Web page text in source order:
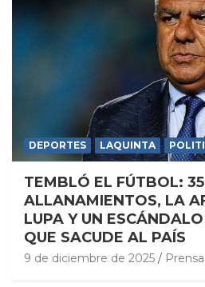
DEPORTES LAQUINTA
TEMBLÓ EL FÚTBOL: 35
ALLANAMIENTOS, LA
LUPA Y UN
QUE SACUDE AL PAÍS
9 de diciembre de 2025